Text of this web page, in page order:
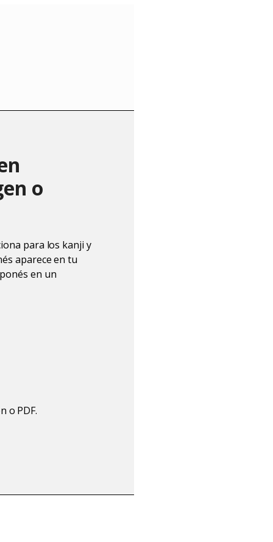
o
para los kanji y
aparece en tu
en un
o PDF.